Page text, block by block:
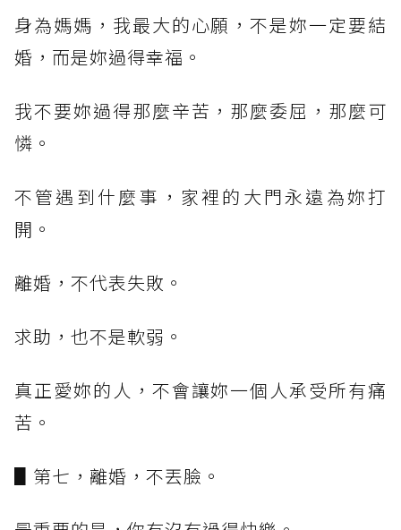
身為媽媽，我最大的心願，不是妳一定要結
婚，而是妳過得幸福。
我不要妳過得那麼辛苦，那麼委屈，那麼可
憐。
不管遇到什麼事，家裡的大門永遠為妳打
開。
離婚，不代表失敗。
求助，也不是軟弱。
真正愛妳的人，不會讓妳一個人承受所有痛
苦。
▋第七，離婚，不丟臉。